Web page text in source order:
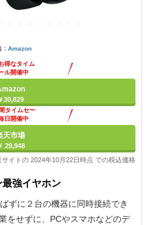
Amazon
得なタイム
ル開催中
30,829
タイムセー
日開催中
天市場
29,948
イトの 2024年10月22日時点 での税込価格
強イヤホン
ずに２台の機器に同時接続でき
をせずに、PCやスマホなどのデ